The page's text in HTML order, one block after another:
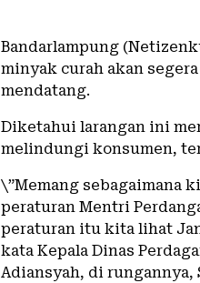
Bandarlampung
minyak curah akan
mendatang.
Diketahui larangan ini
melindungi konsumen,
\”Memang sebagaimana
peraturan Mentri
peraturan itu kita lihat
kata Kepala Dinas
Adiansyah, di rungannya,